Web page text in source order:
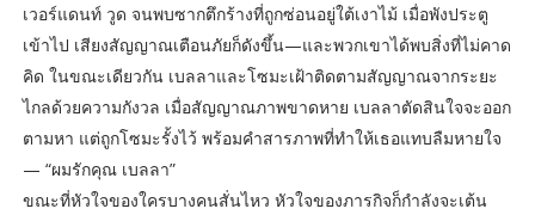
เวอร์แดนท์ วูด จนพบซากตึกร้างที่ถูกซ่อนอยู่ใต้เงาไม้ เมื่อพังประตู
เข้าไป เสียงสัญญาณเตือนภัยก็ดังขึ้น—และพวกเขาได้พบสิ่งที่ไม่คาด
คิด ในขณะเดียวกัน เบลลาและโซมะเฝ้าติดตามสัญญาณจากระยะ
ไกลด้วยความกังวล เมื่อสัญญาณภาพขาดหาย เบลลาตัดสินใจจะออก
ตามหา แต่ถูกโซมะรั้งไว้ พร้อมคำสารภาพที่ทำให้เธอแทบลืมหายใจ
— “ผมรักคุณ เบลลา”
ขณะที่หัวใจของใครบางคนสั่นไหว หัวใจของภารกิจก็กำลังจะเต้น